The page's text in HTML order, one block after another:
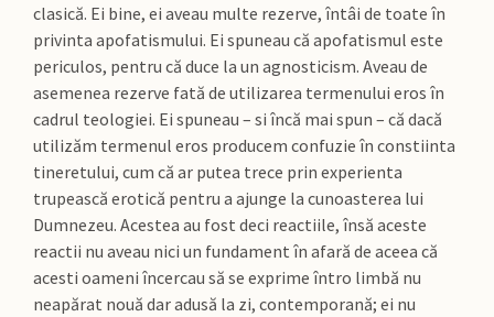
clasică. Ei bine, ei aveau multe rezerve, întâi de toate în
privinta apofatismului. Ei spuneau că apofatismul este
periculos, pentru că duce la un agnosticism. Aveau de
asemenea rezerve fată de utilizarea termenului eros în
cadrul teologiei. Ei spuneau – si încă mai spun – că dacă
utilizăm termenul eros producem confuzie în constiinta
tineretului, cum că ar putea trece prin experienta
trupească erotică pentru a ajunge la cunoasterea lui
Dumnezeu. Acestea au fost deci reactiile, însă aceste
reactii nu aveau nici un fundament în afară de aceea că
acesti oameni încercau să se exprime într­o limbă nu
neapărat nouă dar adusă la zi, contemporană; ei nu